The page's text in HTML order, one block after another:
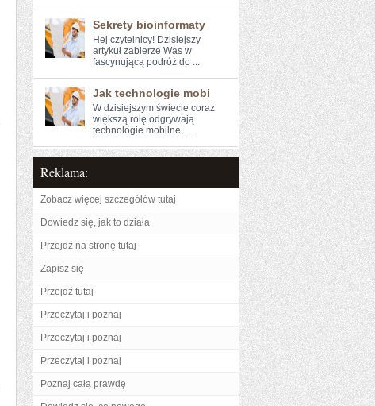
Sekrety bioinformaty
Hej⁤ czytelnicy! Dzisiejszy
artykuł zabierze Was w
fascynującą podróż⁣ do ...
Jak technologie mobi
W dzisiejszym świecie coraz
większą rolę odgrywają
technologie mobilne, ...
Reklama:
Zobacz więcej szczegółów tutaj
Dowiedz się, jak to działa
Przejdź na stronę tutaj
Zapisz się
Przejdź tutaj
Przeczytaj i poznaj
Przeczytaj i poznaj
Przeczytaj i poznaj
Poznaj całą prawdę